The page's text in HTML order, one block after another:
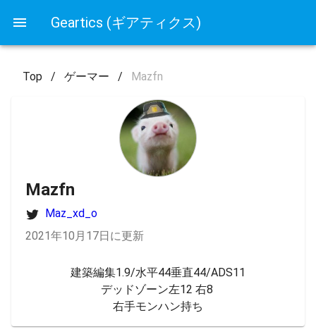
Geartics (ギアティクス)
Top / ゲーマー / Mazfn
Mazfn
Maz_xd_o
2021年10月17日に更新
建築編集1.9/水平44垂直44/ADS11
デッドゾーン左12 右8
右手モンハン持ち